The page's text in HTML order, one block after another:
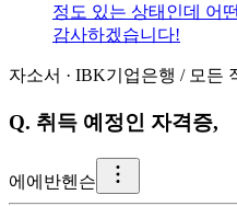
정도 있는 상태인데 어
감사하겠습니다!
자소서 · IBK기업은행 / 모든
Q. 취득 예정인 자격증,
에 에반헨슨